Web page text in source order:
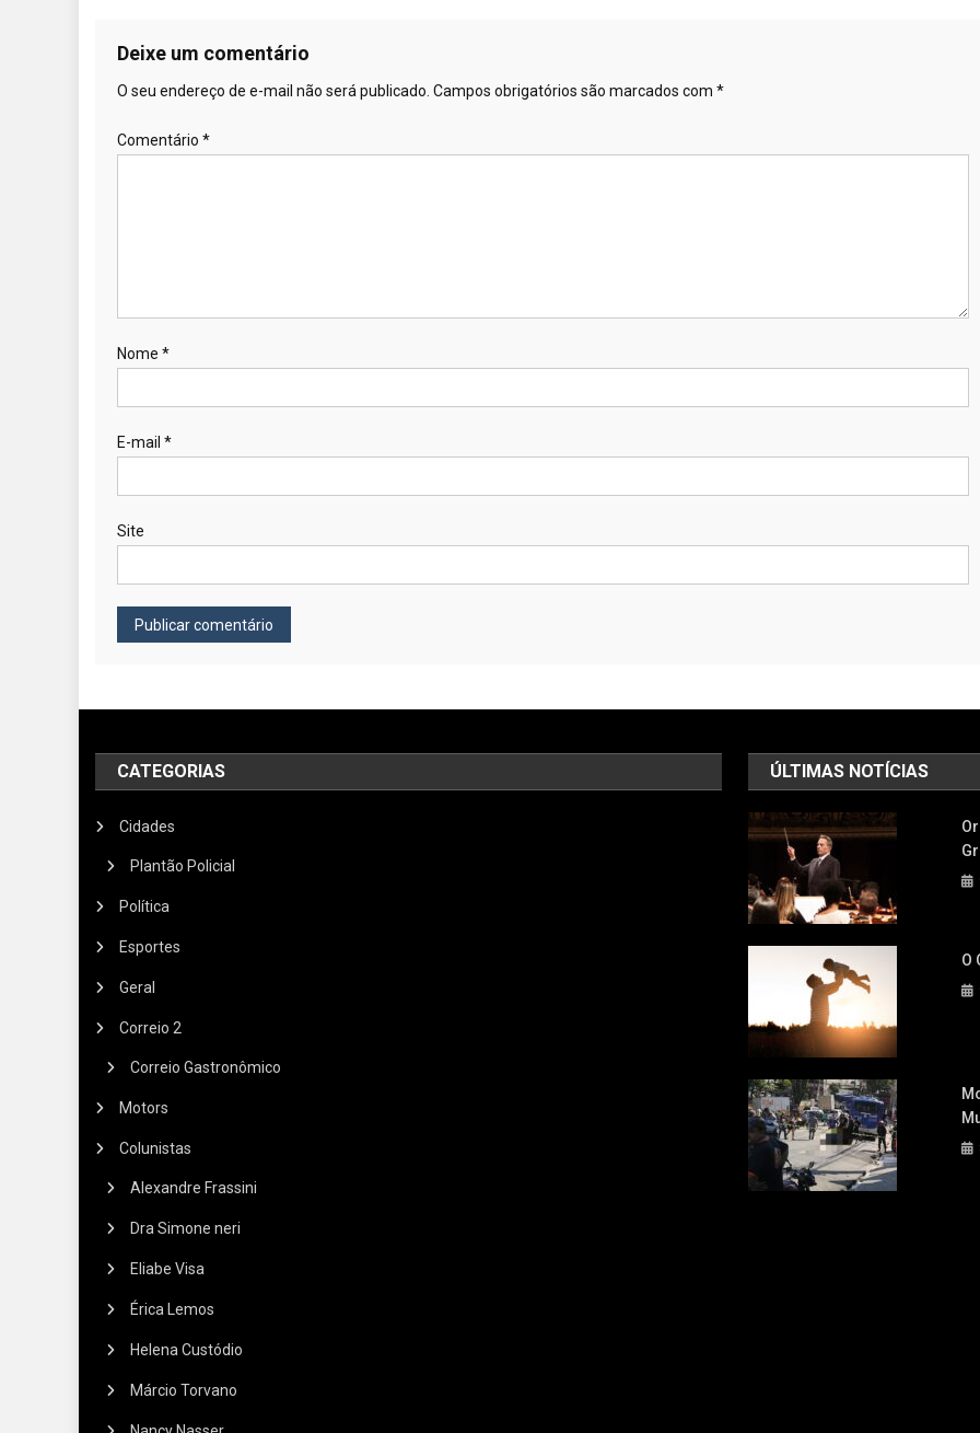
Deixe um comentário
O seu endereço de e-mail não será publicado. Campos obrigatórios são marcados com *
Comentário *
Nome *
E-mail *
Site
CATEGORIAS
Cidades
Plantão Policial
Política
Esportes
Geral
Correio 2
Correio Gastronômico
Motors
Colunistas
Alexandre Frassini
Dra Simone neri
Eliabe Visa
Érica Lemos
Helena Custódio
Márcio Torvano
ÚLTIMAS NOTÍCIAS
O